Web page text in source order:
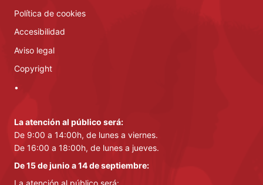
Política de cookies
Accesibilidad
Aviso legal
Copyright
•
La atención al público será:
De 9:00 a 14:00h, de lunes a viernes.
De 16:00 a 18:00h, de lunes a jueves.
De 15 de junio a 14 de septiembre:
La atención al público será: